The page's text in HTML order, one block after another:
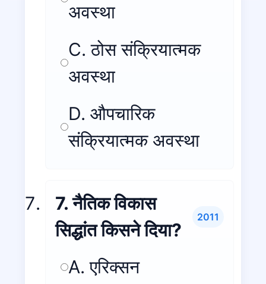
अवस्था
C. ठोस संक्रियात्मक
अवस्था
D. औपचारिक
संक्रियात्मक अवस्था
7. नैतिक विकास
सिद्धांत किसने दिया?
2011
A. एरिक्सन